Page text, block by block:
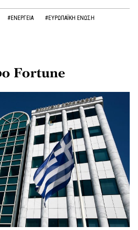
#ΕΝΕΡΓΕΙΑ #ΕΥΡΩΠΑΪΚΗ ΕΝΩΣΗ
Fortune